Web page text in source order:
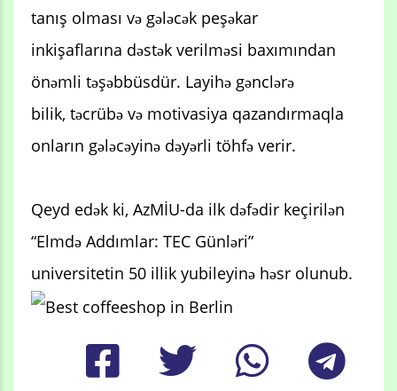
tanış olması və gələcək peşəkar
inkişaflarına dəstək verilməsi baxımından
önəmli təşəbbüsdür. Layihə gənclərə
bilik, təcrübə və motivasiya qazandırmaqla
onların gələcəyinə dəyərli töhfə verir.
Qeyd edək ki, AzMİU-da ilk dəfədir keçirilən
“Elmdə Addımlar: TEC Günləri”
universitetin 50 illik yubileyinə həsr olunub.